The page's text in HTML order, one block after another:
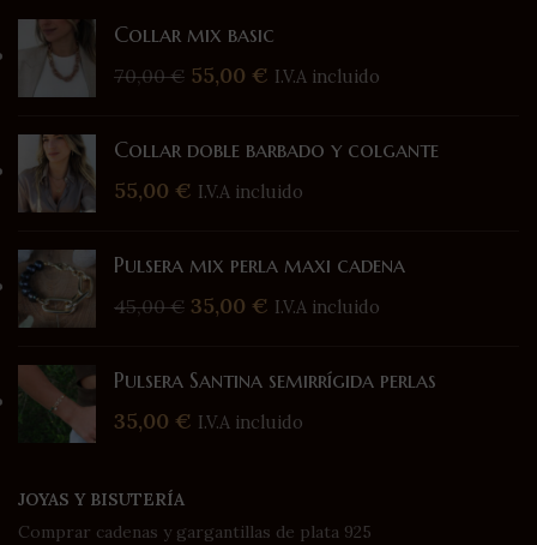
Collar mix basic
70,00€ 55,00 € I.V.A incluido
Collar doble barbado y colgante
55,00 € I.V.A incluido
Pulsera mix perla maxi cadena
45,00€ 35,00 € I.V.A incluido
Pulsera Santina semirrígida perlas
35,00 € I.V.A incluido
JOYAS Y BISUTERÍA
Comprar cadenas y gargantillas de plata 925